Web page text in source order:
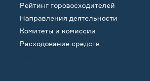
Рейтинг горовосходителей
Направления деятельности
Комитеты и комиссии
Расходование средств